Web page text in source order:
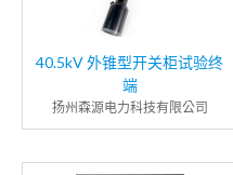
40.5kV 外锥型开关柜试验终
端
扬州森源电力科技有限公司